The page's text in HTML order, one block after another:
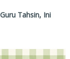
Tahsin, Ini